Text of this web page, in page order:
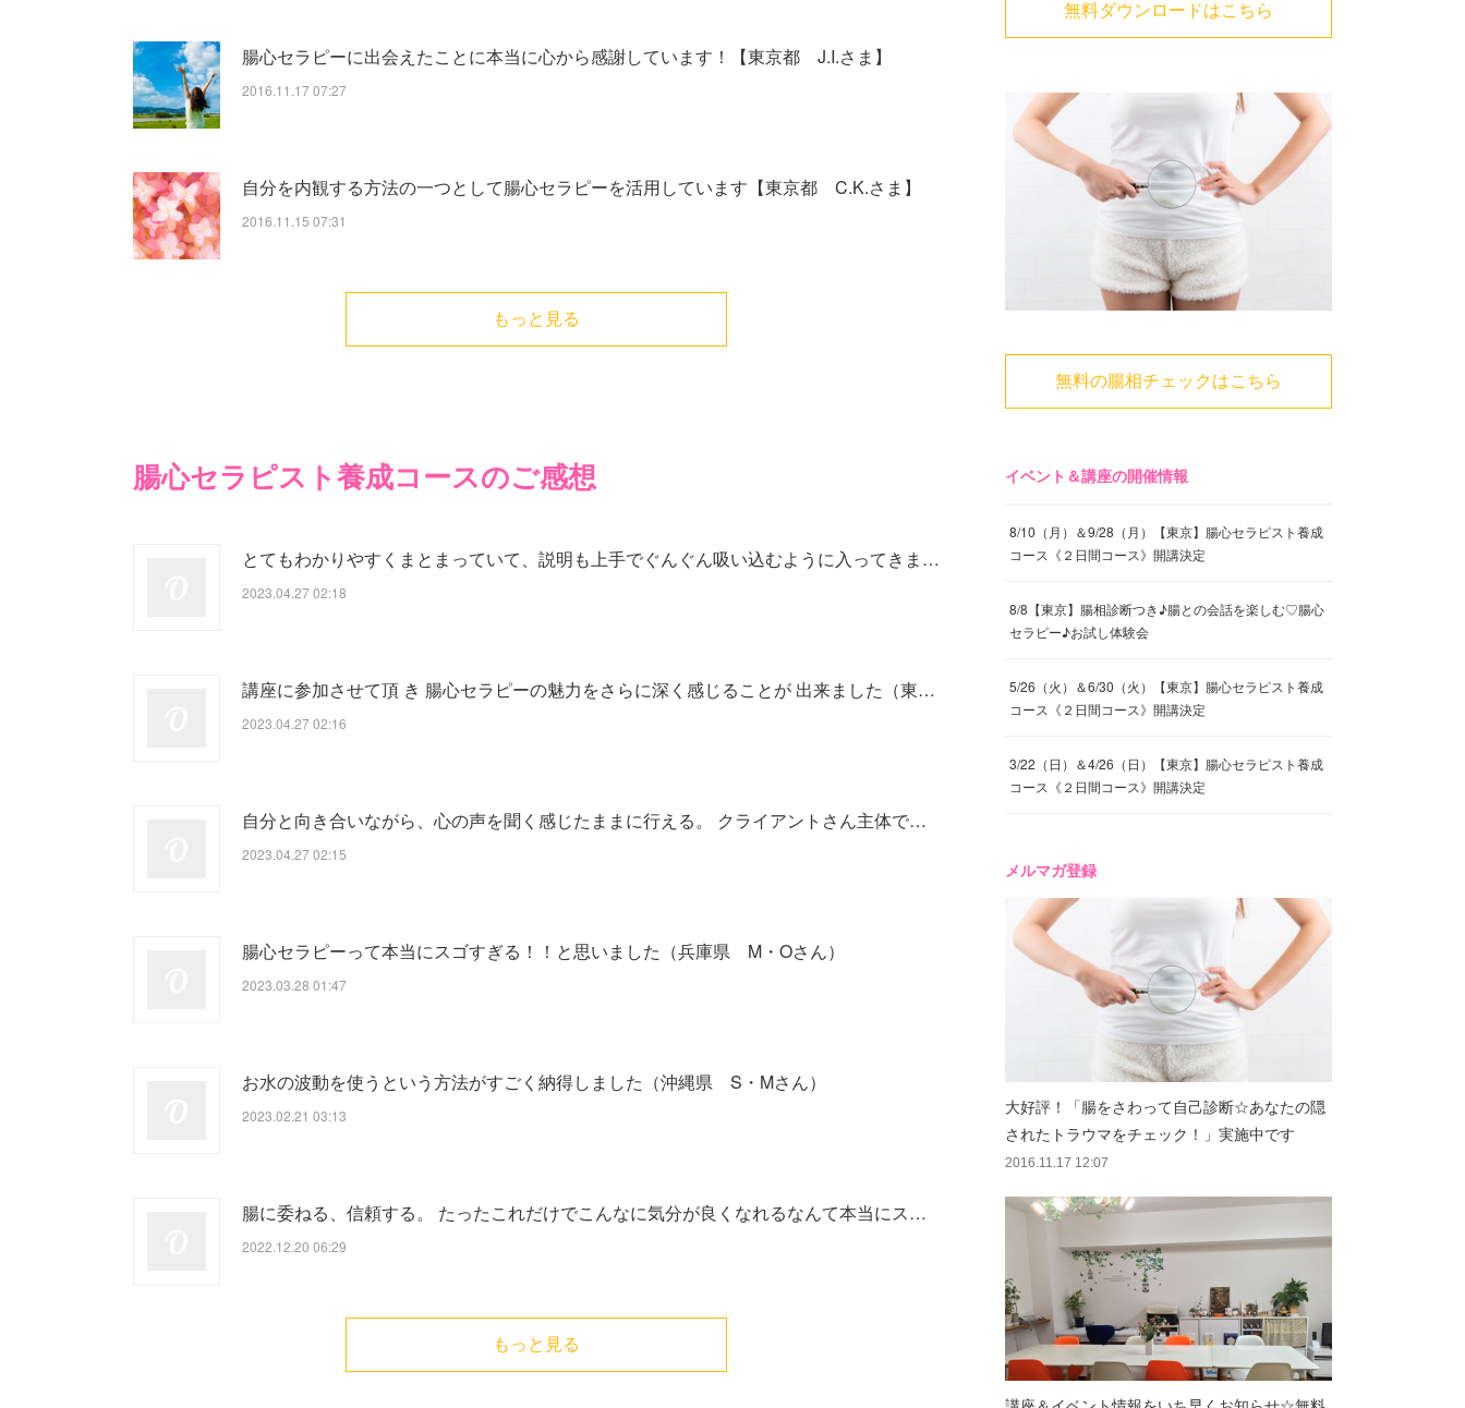
腸心セラピーに出会えたことに本当に心から感謝しています！【東京都 J.I.さま】
2016.11.17 07:27
自分を内観する方法の一つとして腸心セラピーを活用しています【東京都 C.K.さま】
2016.11.15 07:31
もっと見る
腸心セラピスト養成コースのご感想
とてもわかりやすくまとまっていて、説明も上手でぐんぐん吸い込むように入ってきま…
2023.04.27 02:18
講座に参加させて頂 き 腸心セラピーの魅力をさらに深く感じることが 出来ました（東…
2023.04.27 02:16
自分と向き合いながら、心の声を聞く感じたままに行える。 クライアントさん主体で…
2023.04.27 02:15
腸心セラピーって本当にスゴすぎる！！と思いました（兵庫県 M・Oさん）
2023.03.28 01:47
お水の波動を使うという方法がすごく納得しました（沖縄県 S・Mさん）
2023.02.21 03:13
腸に委ねる、信頼する。 たったこれだけでこんなに気分が良くなれるなんて本当にス…
2022.12.20 06:29
もっと見る
無料ダウンロードはこちら
無料の腸相チェックはこちら
イベント＆講座の開催情報
8/10（月）＆9/28（月）【東京】腸心セラピスト養成
コース《２日間コース》開講決定
8/8【東京】腸相診断つき♪腸との会話を楽しむ♡腸心
セラピー♪お試し体験会
5/26（火）＆6/30（火）【東京】腸心セラピスト養成
コース《２日間コース》開講決定
3/22（日）＆4/26（日）【東京】腸心セラピスト養成
コース《２日間コース》開講決定
メルマガ登録
大好評！「腸をさわって自己診断☆あなたの隠
されたトラウマをチェック！」実施中です
2016.11.17 12:07